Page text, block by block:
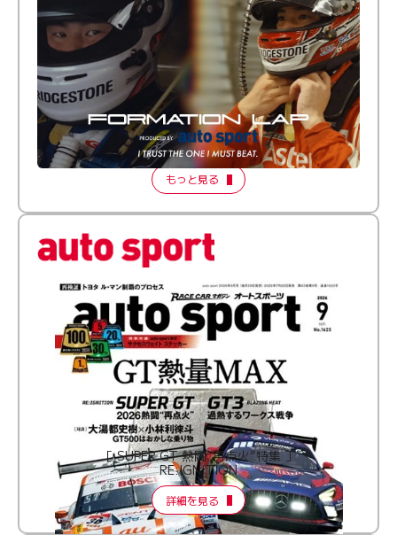
倒す相手を、信じてる。小林利徠斗 × 野村勇斗
【FORMATION LAP Produced by auto sport】
2026 Episode 2
もっと見る
［ SUPER GT 熱闘“再点火”特集 ］
RE:IGNITION
詳細を見る